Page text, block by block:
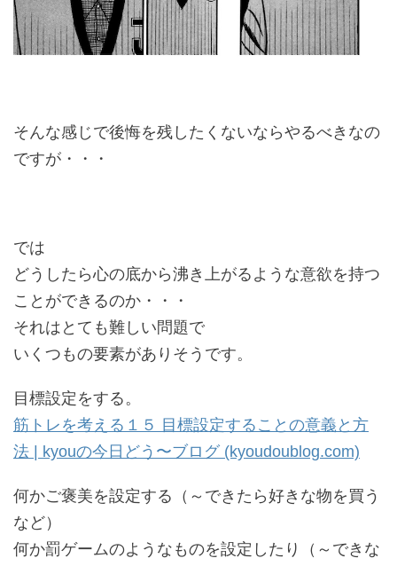
そんな感じで後悔を残したくないならやるべきなの
ですが・・・
では
どうしたら心の底から沸き上がるような意欲を持つ
ことができるのか・・・
それはとても難しい問題で
いくつもの要素がありそうです。
目標設定をする。
筋トレを考える１５ 目標設定することの意義と方
法 | kyouの今日どう〜ブログ (kyoudoublog.com)
何かご褒美を設定する（～できたら好きな物を買う
など）
何か罰ゲームのようなものを設定したり（～できな